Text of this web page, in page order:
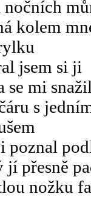
nočních
kolem
jsem si ji
se mi
s
poznal
jí přesně
nožku